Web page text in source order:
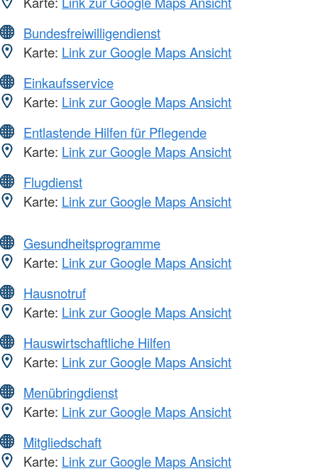
Bundesfreiwilligendienst
Karte: Link zur Google Maps Ansicht
Einkaufsservice
Karte: Link zur Google Maps Ansicht
Entlastende Hilfen für Pflegende
Karte: Link zur Google Maps Ansicht
Flugdienst
Karte: Link zur Google Maps Ansicht
Gesundheitsprogramme
Karte: Link zur Google Maps Ansicht
Hausnotruf
Karte: Link zur Google Maps Ansicht
Hauswirtschaftliche Hilfen
Karte: Link zur Google Maps Ansicht
Menübringdienst
Karte: Link zur Google Maps Ansicht
Mitgliedschaft
Karte: Link zur Google Maps Ansicht